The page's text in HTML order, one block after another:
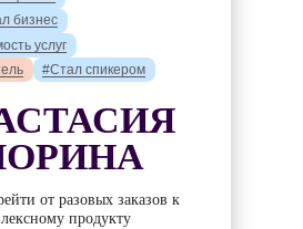
бизнес
услуг
#Стал спикером
от разовых заказов к
продукту